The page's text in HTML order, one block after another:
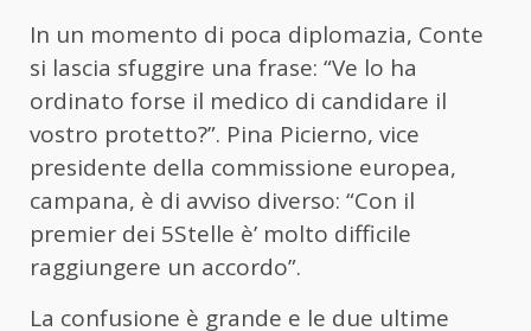
In un momento di poca diplomazia, Conte
si lascia sfuggire una frase: “Ve lo ha
ordinato forse il medico di candidare il
vostro protetto?”. Pina Picierno, vice
presidente della commissione europea,
campana, è di avviso diverso: “Con il
premier dei 5Stelle è’ molto difficile
raggiungere un accordo”.
La confusione è grande e le due ultime